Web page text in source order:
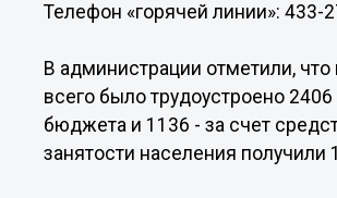
Телефон «горячей линии»: 433-
В администрации отметили,
всего было трудоустроено
бюджета и 1136 - за счет
занятости населения получили